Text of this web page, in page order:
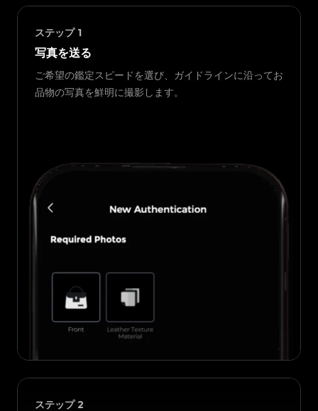
ステップ 1
写真を送る
ご希望の鑑定スピードを選び、ガイドラインに沿ってお
品物の写真を鮮明に撮影します。
ステップ 2